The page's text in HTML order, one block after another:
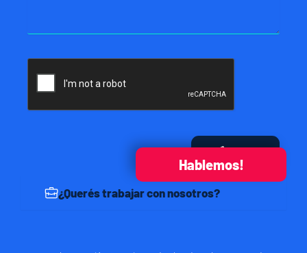
Hablemos!
¿Querés trabajar con nosotros?
Enviar